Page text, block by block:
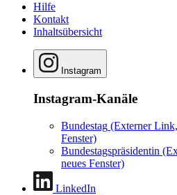
Hilfe
Kontakt
Inhaltsübersicht
Instagram
Instagram-Kanäle
Bundestag (Externer
Fenster)
Bundestagspräsidentin
neues Fenster)
LinkedIn